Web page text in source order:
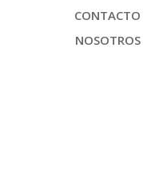
CONTACTO
NOSOTROS